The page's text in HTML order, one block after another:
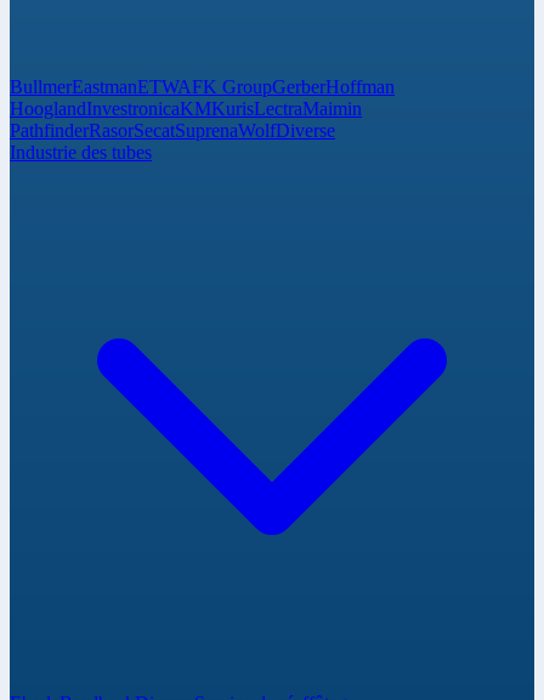
BullmerEastmanETWAFK GroupGerberHoffman
HooglandInvestronicaKMKurisLectraMaimin
PathfinderRasorSecatSuprenaWolfDiverse
Industrie des tubes